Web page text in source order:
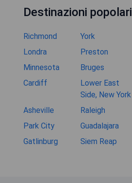
Destinazioni popolari
Richmond York
Londra
Preston
Minnesota
Bruges
Cardiff
Lower East
Side, New York
Asheville Raleigh
Park City
Guadalajara
Gatlinburg
Siem Reap